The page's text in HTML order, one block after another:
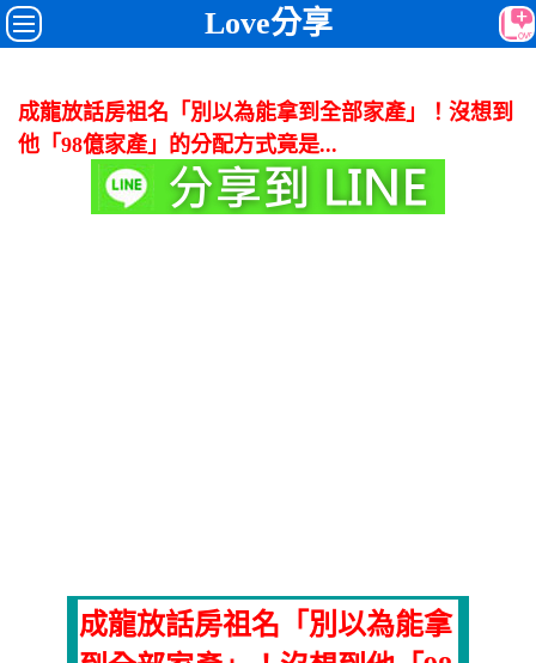
Love分享
成龍放話房祖名「別以為能拿到全部家產」！沒想到
他「98億家產」的分配方式竟是...
成龍放話房祖名「別以為能拿